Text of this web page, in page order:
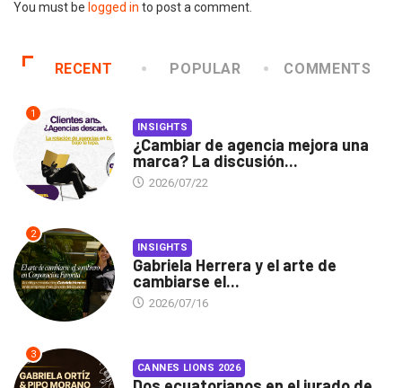
You must be logged in to post a comment.
RECENT POPULAR COMMENTS
1
INSIGHTS
¿Cambiar de agencia mejora una
marca? La discusión...
2026/07/22
2
INSIGHTS
Gabriela Herrera y el arte de
cambiarse el...
2026/07/16
3
CANNES LIONS 2026